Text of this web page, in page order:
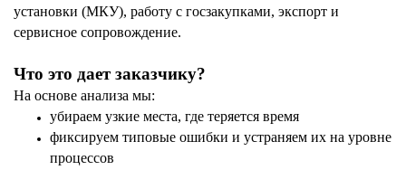
установки (МКУ), работу с госзакупками, экспорт и
сервисное сопровождение.
Что это дает заказчику?
На основе анализа мы:
убираем узкие места, где теряется время
фиксируем типовые ошибки и устраняем их на уровне
процессов